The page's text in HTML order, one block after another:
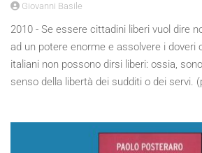
Giovanni Basile
2010 - Se essere cittadini liberi vuol dire
ad un potere enorme e assolvere i doveri
italiani non possono dirsi liberi: ossia,
senso della libertà dei sudditi o dei servi.